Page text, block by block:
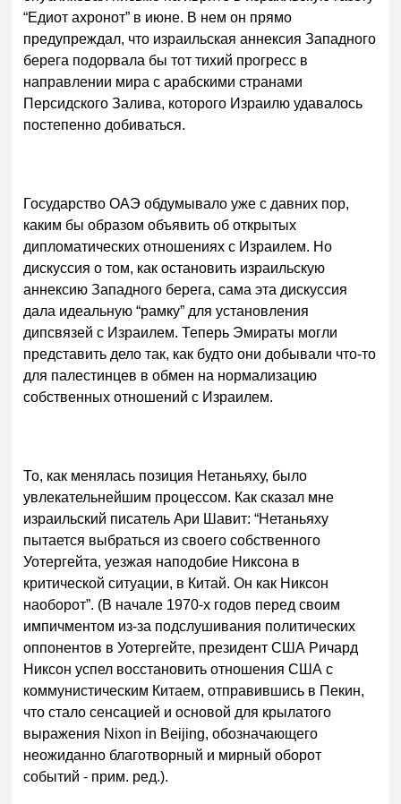
“Едиот ахронот” в июне. В нем он прямо
предупреждал, что израильская аннексия Западного
берега подорвала бы тот тихий прогресс в
направлении мира с арабскими странами
Персидского Залива, которого Израилю удавалось
постепенно добиваться.
Государство ОАЭ обдумывало уже с давних пор,
каким бы образом объявить об открытых
дипломатических отношениях с Израилем. Но
дискуссия о том, как остановить израильскую
аннексию Западного берега, сама эта дискуссия
дала идеальную “рамку” для установления
дипсвязей с Израилем. Теперь Эмираты могли
представить дело так, как будто они добывали что-то
для палестинцев в обмен на нормализацию
собственных отношений с Израилем.
То, как менялась позиция Нетаньяху, было
увлекательнейшим процессом. Как сказал мне
израильский писатель Ари Шавит: “Нетаньяху
пытается выбраться из своего собственного
Уотергейта, уезжая наподобие Никсона в
критической ситуации, в Китай. Он как Никсон
наоборот”. (В начале 1970-х годов перед своим
импичментом из-за подслушивания политических
оппонентов в Уотергейте, президент США Ричард
Никсон успел восстановить отношения США с
коммунистическим Китаем, отправившись в Пекин,
что стало сенсацией и основой для крылатого
выражения Nixon in Beijing, обозначающего
неожиданно благотворный и мирный оборот
событий - прим. ред.).